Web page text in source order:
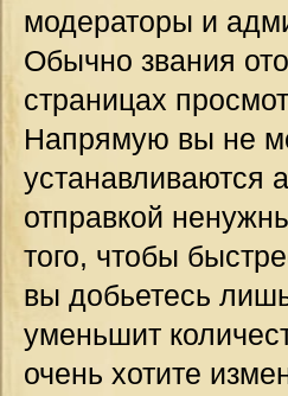
модераторы и
Обычно звания
страницах
Напрямую вы не
устанавливаются
отправкой
того, чтобы
вы добьетесь
уменьшит
очень хотите